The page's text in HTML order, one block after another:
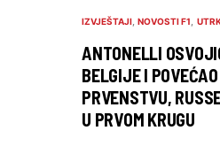
IZVJEŠTAJI NOVOSTI F1
ANTONELLI
BELGIJE I
PRVENSTVU,
U PRVOM KRUGU